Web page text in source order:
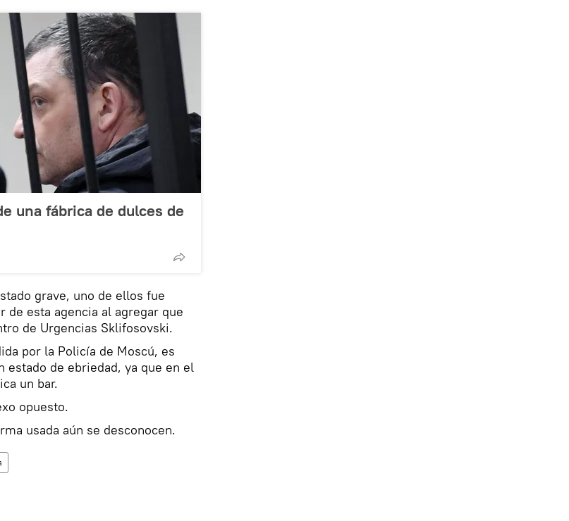
una fábrica de dulces de
grave, uno de ellos fue
esta agencia al agregar que
de Urgencias Sklifosovski.
por la Policía de Moscú, es
estado de ebriedad, ya que en el
un bar.
opuesto.
usada aún se desconocen.